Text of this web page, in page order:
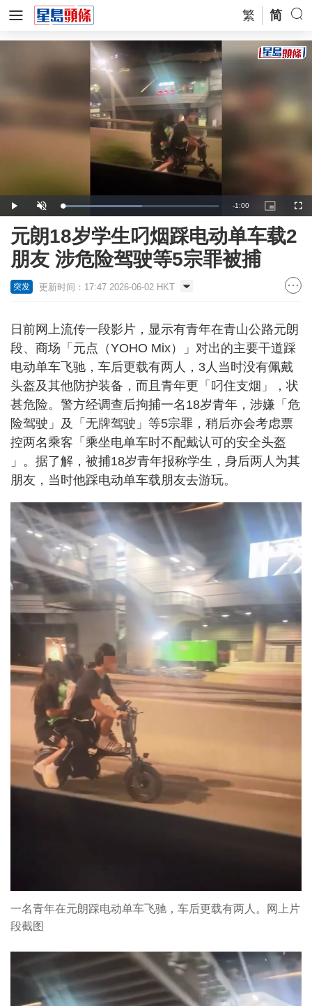
繁 简
Play Unmute Loaded:
50.72%
Remaining
Time
-1:00
Picture-
in-
元朗18岁学生叼烟踩电动单车载2
朋友 涉危险驾驶等5宗罪被捕
突发 更新时间：17:47 2026-06-02 HKT
日前网上流传一段影片，显示有青年在青山公路元朗
段、商场「元点（YOHO Mix）」对出的主要干道踩
电动单车飞驰，车后更载有两人，3人当时没有佩戴
头盔及其他防护装备，而且青年更「叼住支烟」，状
甚危险。警方经调查后拘捕一名18岁青年，涉嫌「危
险驾驶」及「无牌驾驶」等5宗罪，稍后亦会考虑票
控两名乘客「乘坐电单车时不配戴认可的安全头盔
」。据了解，被捕18岁青年报称学生，身后两人为其
朋友，当时他踩电动单车载朋友去游玩。
一名青年在元朗踩电动单车飞驰，车后更载有两人。网上片
段截图